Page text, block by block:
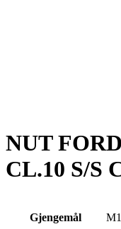
NUT
CL.10 S/S
Gjengemål